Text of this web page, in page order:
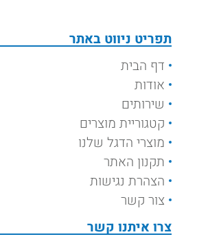
תפריט ניווט באתר
דף הבית
אודות
שירותים
קטגוריית מוצרים
מוצרי הדגל שלנו
תקנון האתר
הצהרת נגישות
צור קשר
צרו איתנו קשר